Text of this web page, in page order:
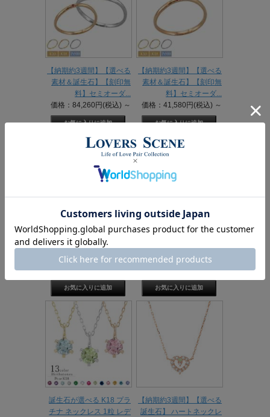
【納期約3週間】【選べる
素材＆誕生石】【刻印無
料】セミオーダ...
価格：84,260円(税込) ～
【納期約3週間】【選べる
素材＆誕生石】【刻印無
料】セミオーダ...
価格：41,580円(税込) ～
【納期約3週間】【選べる
素材＆誕生石】【刻印無
料】セミオーダ...
価格：42,680円(税込)～
【納期約3週間】【選べる
素材＆誕生石】【刻印無
料】セミオーダ...
価格：84,260円(税込)～
誕生石が選べる K18 プラ
チナ ネックレス 1粒 レデ
【納期約3週間】【選べる
誕生石】 ハートネックレ